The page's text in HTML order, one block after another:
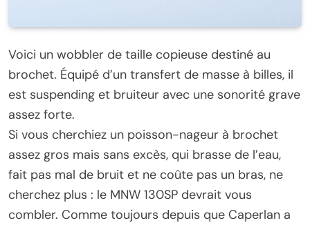
Voici un wobbler de taille copieuse destiné au
brochet. Équipé d’un transfert de masse à billes, il
est suspending et bruiteur avec une sonorité grave
assez forte.
Si vous cherchiez un poisson-nageur à brochet
assez gros mais sans excès, qui brasse de l’eau,
fait pas mal de bruit et ne coûte pas un bras, ne
cherchez plus : le MNW 130SP devrait vous
combler. Comme toujours depuis que Caperlan a